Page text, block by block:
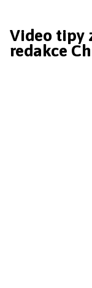
Video tipy
redakce